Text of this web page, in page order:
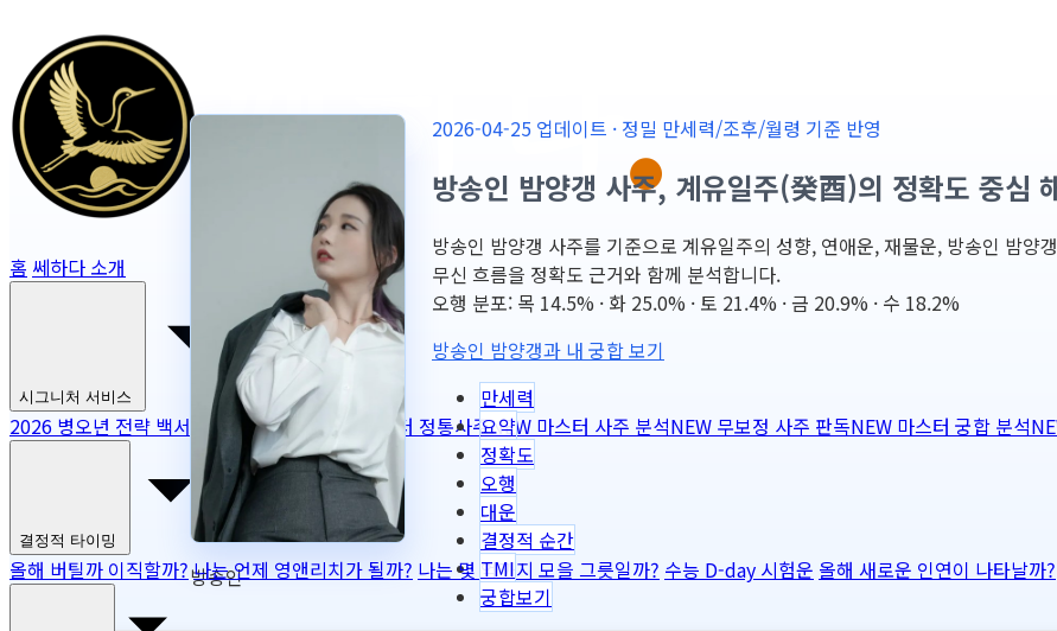
홈 쎄하다 소개
시그니처 서비스
2026 병오년 전략 백서 NEW 2026 토정비결 마스터 정통사주NEW 마스터 사주 분석NEW 무보정 사주 판독NEW 마스터 궁합 분석
결정적 타이밍
올해 버틸까 이직할까? 나는 언제 영앤리치가 될까? 나는 몇 억까지 모을 그릇일까? 수능 D-day 시험운 올해 새로운 인연이 나타날까?
방송인
2026-04-25 업데이트 · 정밀 만세력/조후/월령 기준 반영
방송인 밤양갱 사주, 계유일주(癸酉)의 정확도 중심
방송인 밤양갱 사주를 기준으로 계유일주의 성향, 연애운, 재물운, 방송인 밤양
무신 흐름을 정확도 근거와 함께 분석합니다.
오행 분포: 목 14.5% · 화 25.0% · 토 21.4% · 금 20.9% · 수 18.2%
방송인 밤양갱과 내 궁합 보기
만세력
요약
정확도
오행
대운
결정적 순간
TMI
궁합보기